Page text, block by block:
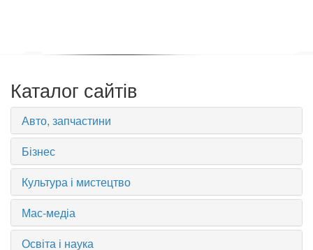
Каталог сайтів
Авто, запчастини
Бізнес
Культура і мистецтво
Мас-медіа
Освіта і наука